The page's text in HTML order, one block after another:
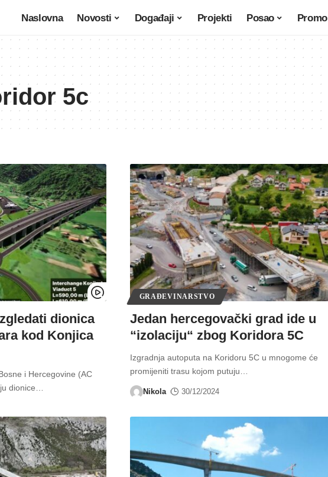
Naslovna Novosti Događaji Projekti Posao Promo
5c
dionica
kod Konjica
i Hercegovine (AC
dionice
GRAĐEVINARSTVO
Jedan hercegovački grad ide u
“izolaciju“ zbog Koridora 5C
Izgradnja autoputa na Koridoru 5C u mnogome će
promijeniti trasu kojom putuju
Nikola 30/12/2024